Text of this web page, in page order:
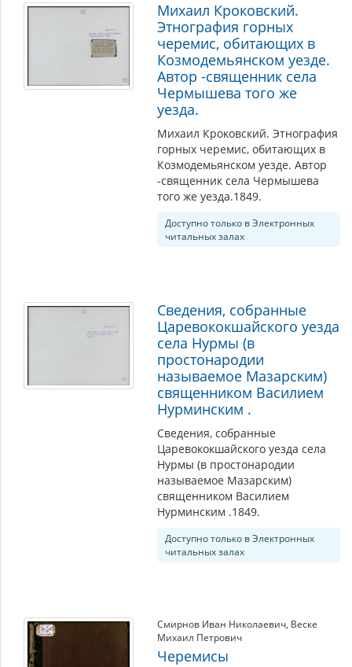
Михаил Кроковский.
Этнография горных
черемис, обитающих в
Козмодемьянском уезде.
Автор -священник села
Чермышева того же
уезда.
Михаил Кроковский. Этнография
горных черемис, обитающих в
Козмодемьянском уезде. Автор
-священник села Чермышева
того же уезда.1849.
Доступно только в Электронных
читальных залах
Сведения, собранные
Царевококшайского уезда
села Нурмы (в
простонародии
называемое Мазарским)
священником Василием
Нурминским .
Сведения, собранные
Царевококшайского уезда села
Нурмы (в простонародии
называемое Мазарским)
священником Василием
Нурминским .1849.
Доступно только в Электронных
читальных залах
Смирнов Иван Николаевич, Веске
Михаил Петрович
Черемисы